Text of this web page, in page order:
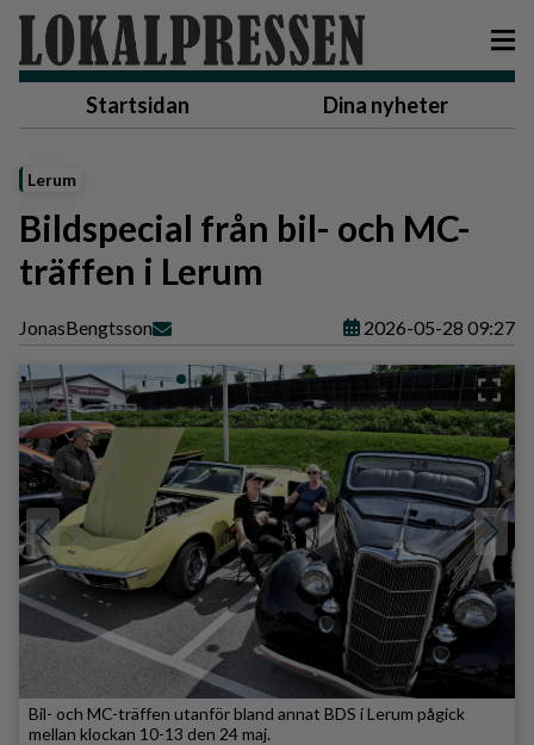
Startsidan Dina nyheter
Lerum
Bildspecial från bil- och MC-
träffen i Lerum
JonasBengtsson 2026-05-28 09:27
Bil- och MC-träffen utanför bland annat BDS i Lerum pågick
mellan klockan 10-13 den 24 maj.